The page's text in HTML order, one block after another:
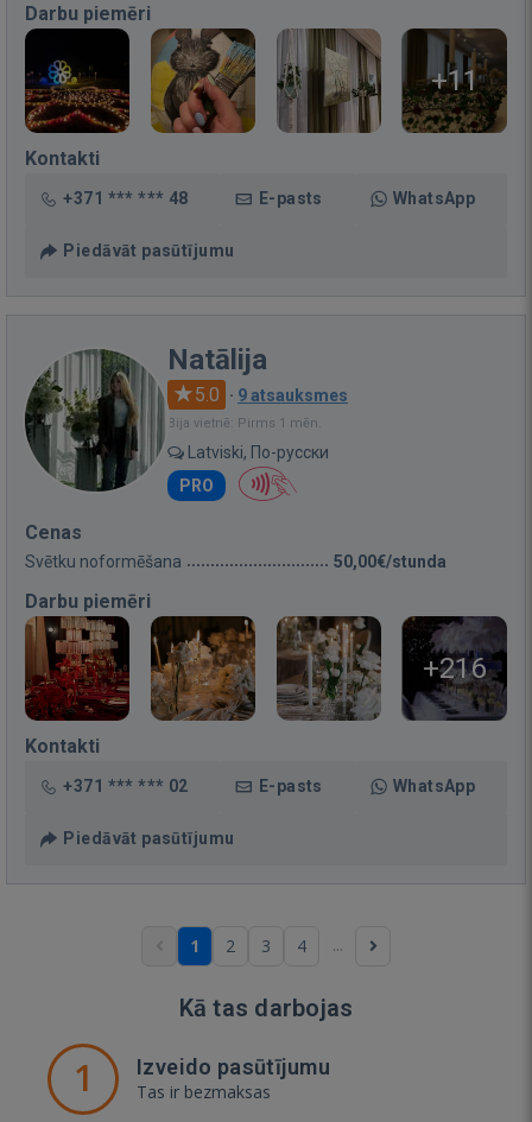
Darbu piemēri
+11
Kontakti
+371 *** *** 48 E-pasts WhatsApp
Piedāvāt pasūtījumu
Natālija
5.0 · 9 atsauksmes
Bija vietnē: Pirms 1 mēn.
Latviski, По-русски
PRO
Cenas
Svētku noformēšana 50,00€/stunda
Darbu piemēri
+216
Kontakti
+371 *** *** 02 E-pasts WhatsApp
Piedāvāt pasūtījumu
1 2 3 4 ...
Kā tas darbojas
1 Izveido pasūtījumu
Tas ir bezmaksas